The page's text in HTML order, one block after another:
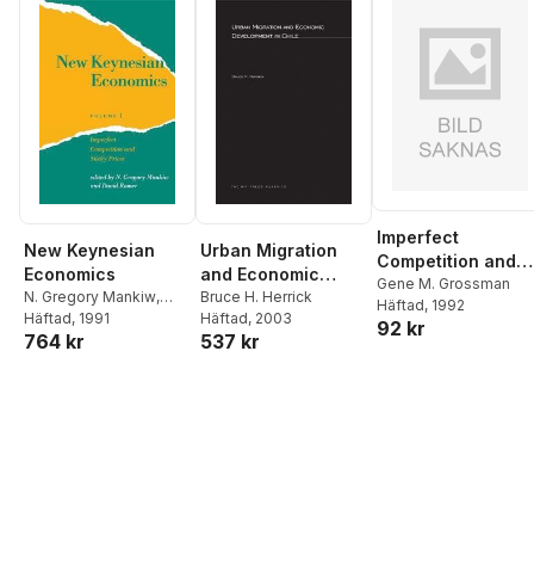
New Keynesian
Economics
N. Gregory Mankiw,
David Romer
Häftad, 1991
764 kr
Urban Migration
and Economic
Development in
Chile
Bruce H. Herrick
Häftad, 2003
537 kr
Imperfect
Competition and
International
Gene M. Grossman
Häftad, 1992
92 kr